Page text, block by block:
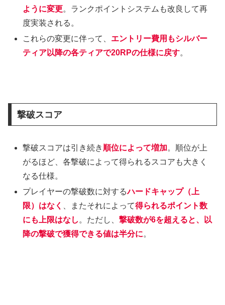
ように変更。ランクポイントシステムも改良して再
度実装される。
これらの変更に伴って、 エントリー費用もシルバー
ティア以降の各ティアで20RPの仕様に戻す。
撃破スコア
撃破スコアは引き続き 順位によって増加。順位が上
がるほど、各撃破によって得られるスコアも大きく
なる仕様。
プレイヤーの撃破数に対するハードキャップ（上
限）はなく
、またそれによって得られるポイント数
にも上限はなし 。ただし、撃破数が6を超えると、以
降の撃破で獲得できる値は半分に。